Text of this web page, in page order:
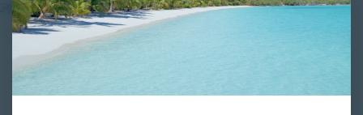
2000 allievi carabinieri in ferma quadriennale
RICORSI ATTIVI
Nuovo concorso per il reclutamento di 2000 allievi